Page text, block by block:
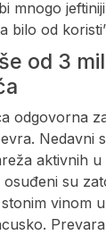
mnogo
bilo od
od 3
odgovorna
Nedavni
aktivnih u
su
vinom